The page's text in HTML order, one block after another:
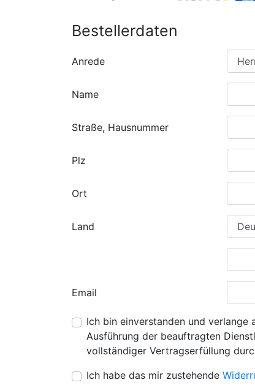
Bestellerdaten
Anrede
Name
Straße, Hausnummer
Plz
Ort
Land
Email
Ich bin einverstanden und
Ausführung der beauftragten
vollständiger Vertragserfüllung
Ich habe das mir zustehende